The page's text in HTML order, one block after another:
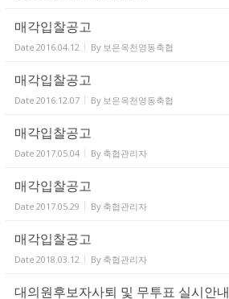
매각입찰공고
Date 2016.04.12 By 보은옥천영동축협
매각입찰공고
Date 2016.12.07 By 보은옥천영동축협
매각입찰공고
Date 2017.05.04 By 축협관리자
매각입찰공고
Date 2017.05.29 By 축협관리자
매각입찰공고
Date 2018.03.12 By 축협관리자
대의원후보자사퇴 및 무투표 실시안내